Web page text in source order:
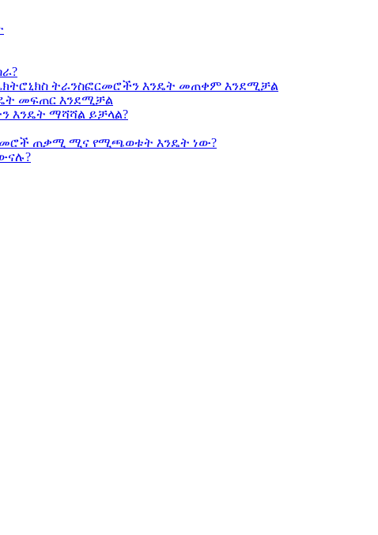
ትራንስፎርመሮችን እንዴት መጠቀም እንደሚቻል
መፍጠር እንደሚቻል
እንዴት ማሻሻል ይቻላል?
ጠቃሚ ሚና የሚጫወቱት እንዴት ነው?